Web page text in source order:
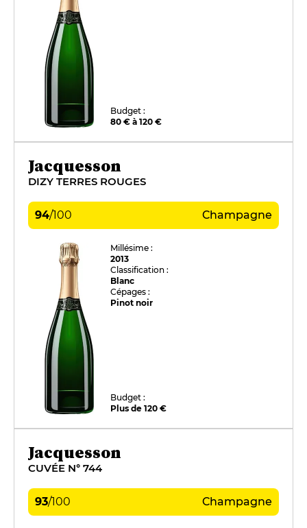
Budget :
80 € à 120 €
Jacquesson
DIZY TERRES ROUGES
94/100 Champagne
Millésime :
2013
Classification :
Blanc
Cépages :
Pinot noir
Budget :
Plus de 120 €
Jacquesson
CUVÉE N° 744
93/100 Champagne